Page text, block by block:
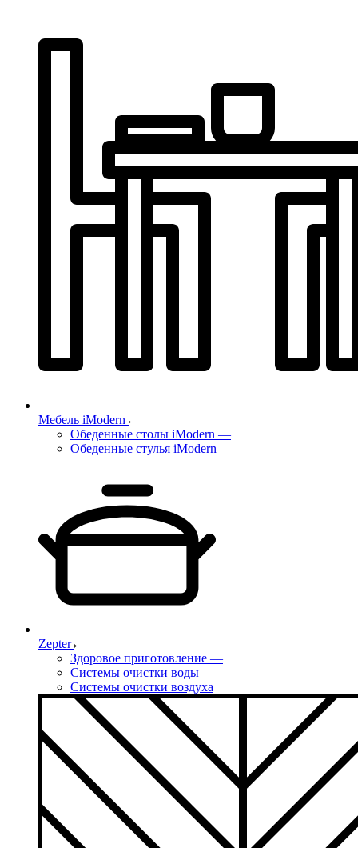
Мебель iModern
Обеденные столы iModern —
Обеденные стулья iModern
Zepter
Здоровое приготовление —
Системы очистки воды —
Системы очистки воздуха